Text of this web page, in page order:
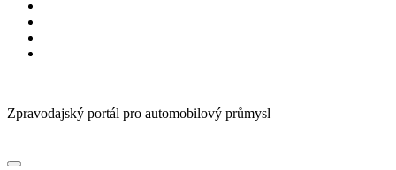
Zpravodajský portál pro automobilový průmysl